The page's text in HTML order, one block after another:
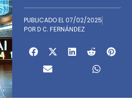
PUBLICADO EL 07/02/2025
POR D C. FERNÁNDEZ